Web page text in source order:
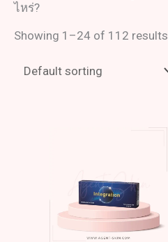
ไหร่?
Showing 1–24 of 112 results